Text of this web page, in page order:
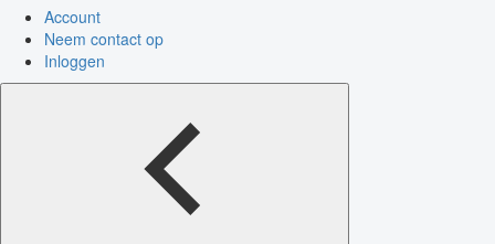
Account
Neem contact op
Inloggen